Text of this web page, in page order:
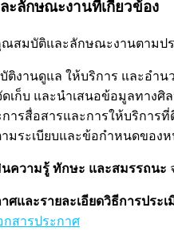
ลักษณะงานที่เกี่ยวข้อง
ณสมบัติและลักษณะงานตามป
ติงานดูแล ให้บริการ และอำ
ดเก็บ และนำเสนอข้อมูลทาง
ารสื่อสารและการให้บริการที่
มระเบียบและข้อกำหนดของห
นความรู้ ทักษะ และสมรรถนะ
าศและรายละเอียดวิธีการประ
กสารประกาศ